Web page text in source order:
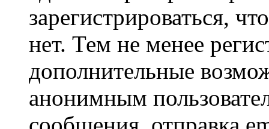
зарегистрироваться,
нет. Тем не менее
дополнительные
анонимным